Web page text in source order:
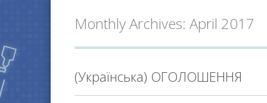
Monthly Archives: April 2017
(Українська) ОГОЛОШЕННЯ